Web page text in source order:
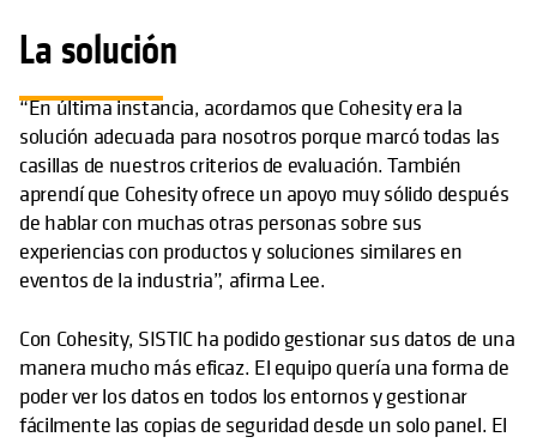
La solución
“En última instancia, acordamos que Cohesity era la
solución adecuada para nosotros porque marcó todas las
casillas de nuestros criterios de evaluación. También
aprendí que Cohesity ofrece un apoyo muy sólido después
de hablar con muchas otras personas sobre sus
experiencias con productos y soluciones similares en
eventos de la industria”, afirma Lee.
Con Cohesity, SISTIC ha podido gestionar sus datos de una
manera mucho más eficaz. El equipo quería una forma de
poder ver los datos en todos los entornos y gestionar
fácilmente las copias de seguridad desde un solo panel. El